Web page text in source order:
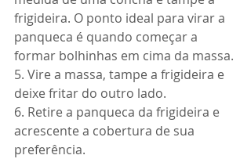
frigideira. O ponto ideal para virar a
panqueca é quando começar a
formar bolhinhas em cima da massa.
5. Vire a massa, tampe a frigideira e
deixe fritar do outro lado.
6. Retire a panqueca da frigideira e
acrescente a cobertura de sua
preferência.